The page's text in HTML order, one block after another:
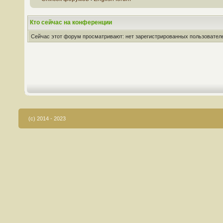
Кто сейчас на конференции
Сейчас этот форум просматривают: нет зарегистрированных
(c) 2014 - 2023